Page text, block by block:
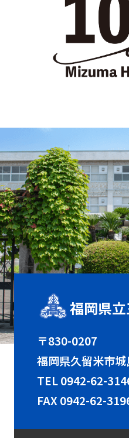
福岡県
〒830-0207
福岡県久留米市
TEL0942-62-
FAX 0942-62-